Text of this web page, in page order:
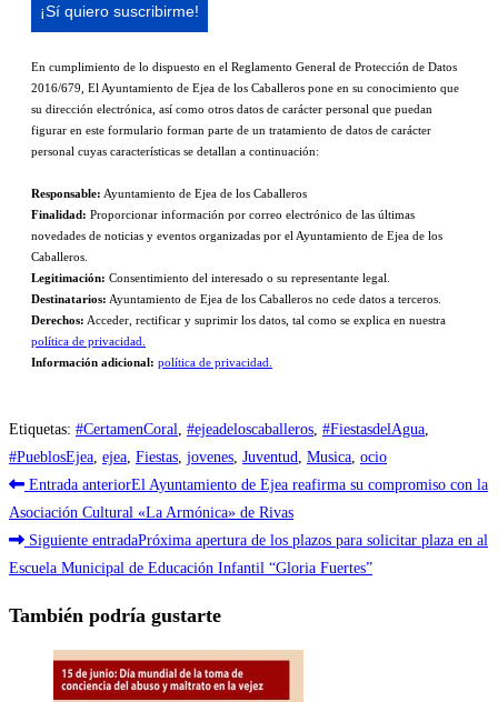
En cumplimiento de lo dispuesto en el Reglamento General de Protección de Datos
2016/679, El Ayuntamiento de Ejea de los Caballeros pone en su conocimiento que
su dirección electrónica, así como otros datos de carácter personal que puedan
figurar en este formulario forman parte de un tratamiento de datos de carácter
personal cuyas características se detallan a continuación:
Responsable: Ayuntamiento de Ejea de los Caballeros
Finalidad: Proporcionar información por correo electrónico de las últimas
novedades de noticias y eventos organizadas por el Ayuntamiento de Ejea de los
Caballeros.
Legitimación: Consentimiento del interesado o su representante legal.
Destinatarios: Ayuntamiento de Ejea de los Caballeros no cede datos a terceros.
Derechos: Acceder, rectificar y suprimir los datos, tal como se explica en nuestra
política de privacidad.
Información adicional: política de privacidad.
Etiquetas: #CertamenCoral #ejeadeloscaballeros #FiestasdelAgua
#PueblosEjea ejea Fiestas jovenes Juventud Musica ocio
Leer
más
artículos
Entrada anteriorEl Ayuntamiento de Ejea reafirma su compromiso con la
Asociación Cultural «La Armónica» de Rivas
Siguiente entradaPróxima apertura de los plazos para solicitar plaza en al
Escuela Municipal de Educación Infantil “Gloria Fuertes”
También podría gustarte